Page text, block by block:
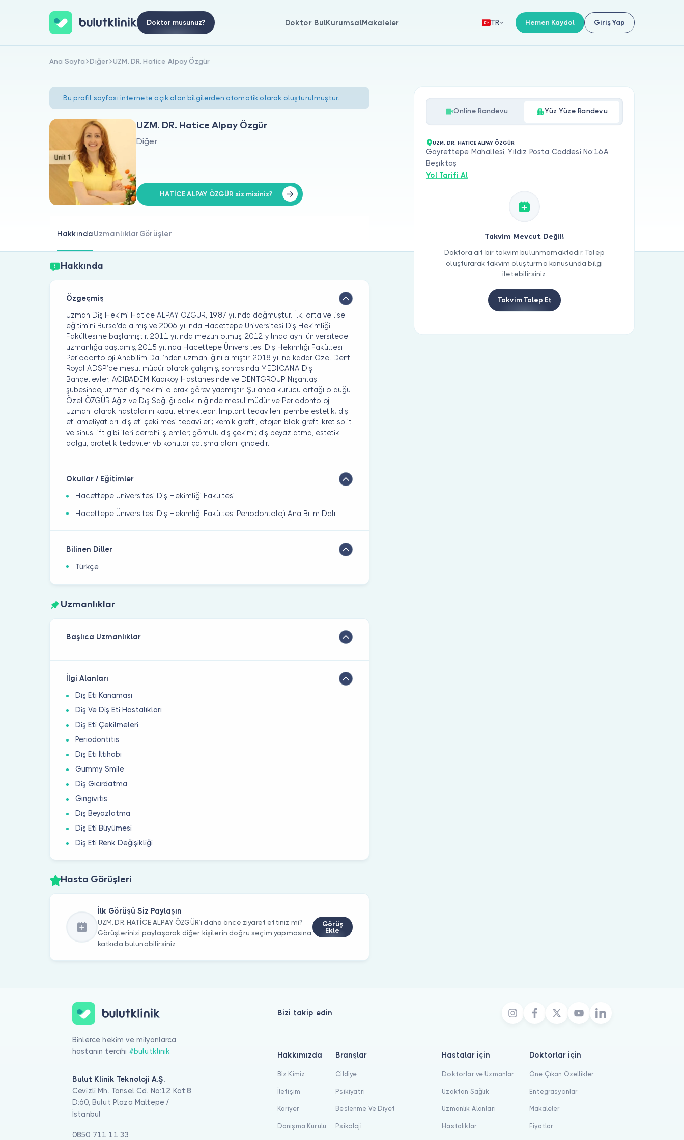
Doktor musunuz? Doktor BulKurumsalMakaleler TR Hemen Kaydol Giriş Yap
Ana Sayfa Diğer UZM. DR. Hatice Alpay Özgür
Bu profil sayfası internete açık olan bilgilerden otomatik olarak oluşturulmuştur.
UZM. DR. Hatice Alpay Özgür
Diğer
HATİCE ALPAY ÖZGÜR siz misiniz?
HakkındaUzmanlıklarGörüşler
Hakkında
Özgeçmiş
Uzman Diş Hekimi Hatice ALPAY ÖZGÜR, 1987 yılında doğmuştur. İlk, orta ve lise
eğitimini Bursa'da almış ve 2006 yılında Hacettepe Üniversitesi Diş Hekimliği
Fakültesi'ne başlamıştır. 2011 yılında mezun olmuş, 2012 yılında aynı üniversitede
uzmanlığa başlamış, 2015 yılında Hacettepe Üniversitesi Diş Hekimliği Fakültesi
Periodontoloji Anabilim Dalı’ndan uzmanlığını almıştır. 2018 yılına kadar Özel Dent
Royal ADSP’de mesul müdür olarak çalışmış, sonrasında MEDİCANA Diş
Bahçelievler, ACIBADEM Kadıköy Hastanesinde ve DENTGROUP Nişantaşı
şubesinde, uzman diş hekimi olarak görev yapmıştır. Şu anda kurucu ortağı olduğu
Özel ÖZGÜR Ağız ve Diş Sağlığı polikliniğinde mesul müdür ve Periodontoloji
Uzmanı olarak hastalarını kabul etmektedir. İmplant tedavileri; pembe estetik; diş
eti ameliyatları; diş eti çekilmesi tedavileri; kemik grefti, otojen blok greft, kret split
ve sinüs lift gibi ileri cerrahi işlemler; gömülü diş çekimi; diş beyazlatma, estetik
dolgu, protetik tedaviler vb konular çalışma alanı içindedir.
Okullar / Eğitimler
Hacettepe Üniversitesi Diş Hekimliği Fakültesi
Hacettepe Üniversitesi Diş Hekimliği Fakültesi Periodontoloji Ana Bilim Dalı
Bilinen Diller
Türkçe
Uzmanlıklar
Başlıca Uzmanlıklar
İlgi Alanları
Diş Eti Kanaması
Diş Ve Diş Eti Hastalıkları
Diş Eti Çekilmeleri
Periodontitis
Diş Eti İltihabı
Gummy Smile
Diş Gıcırdatma
Gingivitis
Diş Beyazlatma
Diş Eti Büyümesi
Diş Eti Renk Değişikliği
Hasta Görüşleri
İlk Görüşü Siz Paylaşın
UZM. DR. HATİCE ALPAY ÖZGÜR’ı daha önce ziyaret ettiniz mi?
Görüşlerinizi paylaşarak diğer kişilerin doğru seçim yapmasına
katkıda bulunabilirsiniz.
Görüş
Ekle
Online Randevu Yüz Yüze Randevu
UZM. DR. HATİCE ALPAY ÖZGÜR
Gayrettepe Mahallesi, Yıldız Posta Caddesi No:16A
Beşiktaş
Yol Tarifi Al
Takvim Mevcut Değil!
Doktora ait bir takvim bulunmamaktadır. Talep
oluşturarak takvim oluşturma konusunda bilgi
iletebilirsiniz.
Takvim Talep Et
Binlerce hekim ve milyonlarca
hastanın tercihi #bulutklinik
Bulut Klinik Teknoloji A.Ş.
Cevizli Mh. Tansel Cd. No:12 Kat:8
D:60, Bulut Plaza Maltepe /
İstanbul
0850 711 11 33
Bizi takip edin
Hakkımızda
Biz Kimiz
İletişim
Kariyer
Danışma Kurulu
Branşlar
Cildiye
Psikiyatri
Beslenme Ve Diyet
Psikoloji
Hastalar için
Doktorlar ve Uzmanlar
Uzaktan Sağlık
Uzmanlık Alanları
Hastalıklar
Doktorlar için
Öne Çıkan Özellikler
Entegrasyonlar
Makaleler
Fiyatlar